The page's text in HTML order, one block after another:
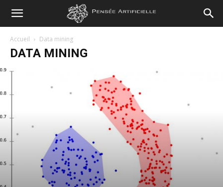
Pensée
Artificielle
Accueil Data mining
DATA MINING